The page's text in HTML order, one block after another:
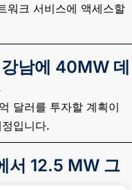
워크 서비스에 액세스할
남에 40MW 데
달러를 투자할 계획이
입니다.
서 12.5 MW 그